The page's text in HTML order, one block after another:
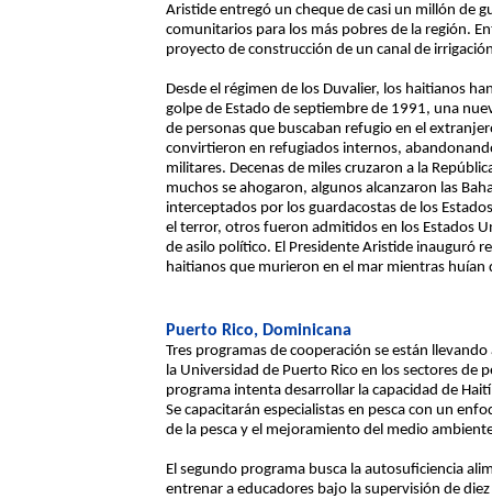
Aristide entregó un cheque de casi un millón de
comunitarios para los más pobres de la región.
proyecto de construcción de un canal de
Desde el régimen de los Duvalier, los haitianos
golpe de Estado de septiembre de 1991, una
de personas que buscaban refugio en el
convirtieron en refugiados internos,
militares. Decenas de miles cruzaron a la
muchos se ahogaron, algunos alcanzaron las
interceptados por los guardacostas de los
el terror, otros fueron admitidos en los Estados
de asilo político. El Presidente Aristide inauguró
haitianos que murieron en el mar mientras
Puerto Rico, Dominicana
Tres programas de cooperación se están
la Universidad de Puerto Rico en los sectores de
programa intenta desarrollar la capacidad de
Se capacitarán especialistas en pesca con un
de la pesca y el mejoramiento del medio
El segundo programa busca la autosuficiencia
entrenar a educadores bajo la supervisión de